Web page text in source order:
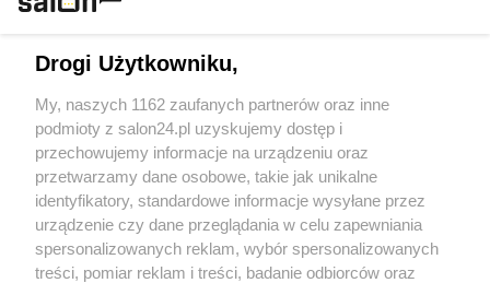
Sport
Społeczeństwo
Kultura
Drogi Użytkowniku,
My, naszych 1162 zaufanych partnerów oraz inne
podmioty z salon24.pl uzyskujemy dostęp i
przechowujemy informacje na urządzeniu oraz
przetwarzamy dane osobowe, takie jak unikalne
identyfikatory, standardowe informacje wysyłane przez
urządzenie czy dane przeglądania w celu zapewniania
spersonalizowanych reklam, wybór spersonalizowanych
treści, pomiar reklam i treści, badanie odbiorców oraz